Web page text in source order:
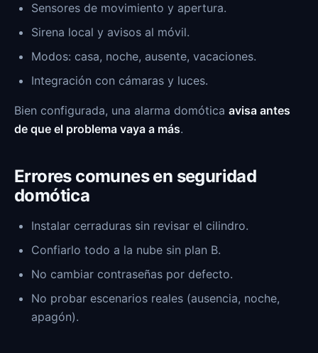
Sensores de movimiento y apertura.
Sirena local y avisos al móvil.
Modos: casa, noche, ausente, vacaciones.
Integración con cámaras y luces.
Bien configurada, una alarma domótica avisa antes
de que el problema vaya a más.
Errores comunes en seguridad
domótica
Instalar cerraduras sin revisar el cilindro.
Confiarlo todo a la nube sin plan B.
No cambiar contraseñas por defecto.
No probar escenarios reales (ausencia, noche,
apagón).